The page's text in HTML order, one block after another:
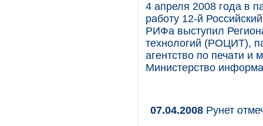
4 апреля 2008 года в
работу 12-й
РИФа выступил
технологий (РОЦИТ),
агентство по печати
Министерство
07.04.2008 Рунет